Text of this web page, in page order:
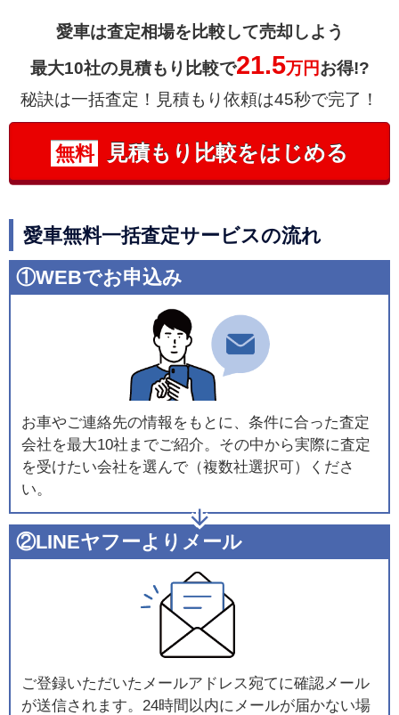
愛車は査定相場を比較して売却しよう
最大10社の見積もり比較で21.5万円お得!?
秘訣は一括査定！見積もり依頼は45秒で完了！
無料 見積もり比較をはじめる
愛車無料一括査定サービスの流れ
①WEBでお申込み
お車やご連絡先の情報をもとに、条件に合った査定
会社を最大10社までご紹介。その中から実際に査定
を受けたい会社を選んで（複数社選択可）くださ
い。
②LINEヤフーよりメール
ご登録いただいたメールアドレス宛てに確認メール
が送信されます。24時間以内にメールが届かない場